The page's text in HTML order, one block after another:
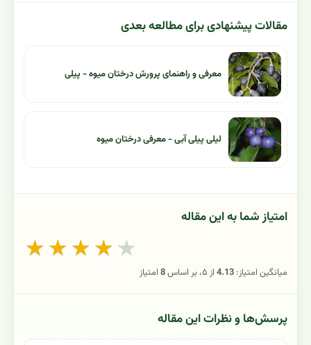
مقالات پیشنهادی برای مطالعه بعدی
معرفی و راهنمای پرورش درختان میوه - پیلی
لیلی پیلی آبی - معرفی درختان میوه
امتیاز شما به این مقاله
★ ★ ★ ★ ★
میانگین امتیاز: 4.13از ۵، بر اساس 8امتیاز
پرسش‌ها و نظرات این مقاله